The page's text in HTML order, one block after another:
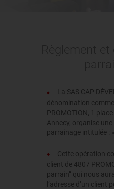
La SAS CAP
dénomination
PROMOTION, 1
Annecy, organise
parrainage intitulée :
Cette opération
client de 4807
parrain” qui nous
l’adresse d’un client